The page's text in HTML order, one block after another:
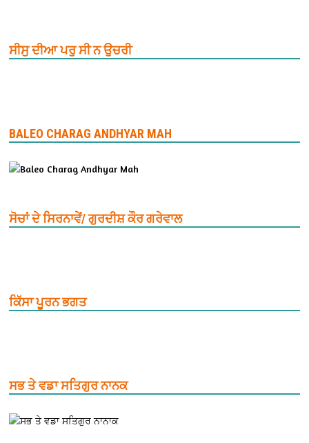
ਸੀਸੁ ਦੀਆ ਪਰੁ ਸੀ ਨ ਉਚਰੀ
BALEO CHARAG ANDHYAR MAH
ਸੋਚਾਂ ਦੇ ਸਿਰਨਾਵੇਂ/ ਗੁਰਦੀਸ਼ ਕੌਰ ਗਰੇਵਾਲ
ਕਿੱਸਾ ਪੂਰਨ ਭਗਤ
ਸਭ ਤੇ ਵਡਾ ਸਤਿਗੁਰ ਨਾਨਕ